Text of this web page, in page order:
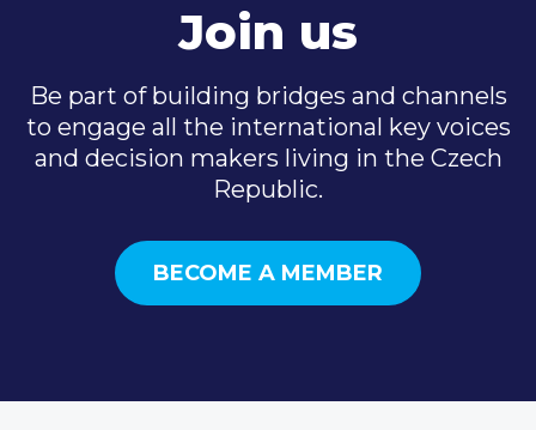
Join us
Be part of building bridges and channels
to engage all the international key voices
and decision makers living in the Czech
Republic.
BECOME A MEMBER